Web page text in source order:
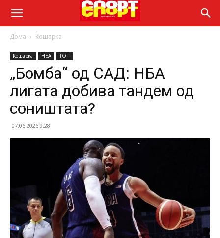
Дома Кошарка
Кошарка НБА ТОП
„Бомба“ од САД: НБА
лигата добива тандем од
соништата?
07.06.2026 9:28